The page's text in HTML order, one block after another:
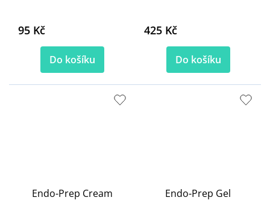
95 Kč
Do košíku
425 Kč
Do košíku
Endo-Prep Cream Endo-Prep Gel